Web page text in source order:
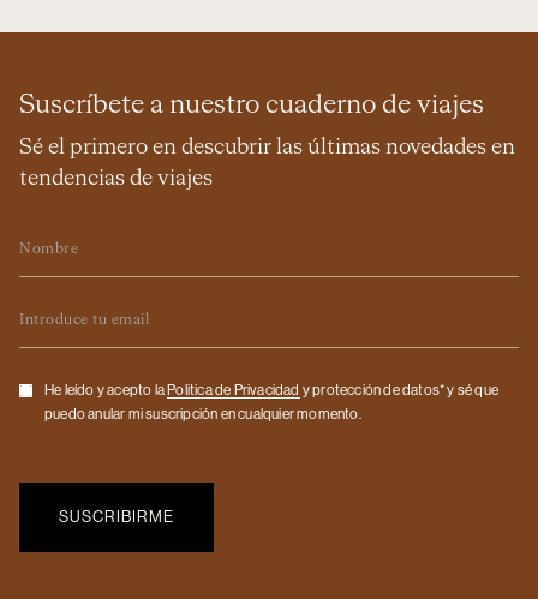
Suscríbete a nuestro cuaderno de viajes
Sé el primero en descubrir las últimas novedades en
tendencias de viajes
Checkbox
He leído y acepto la Politica de Privacidad y protección de datos* y sé que
puedo anular mi suscripción en cualquier momento.